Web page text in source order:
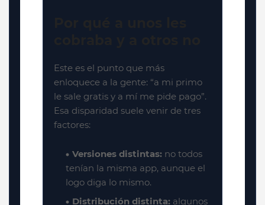
Este es el punto que más
enloquece a la gente: “a mi primo
le sale gratis y a mí me pide pago”.
Esa disparidad suele venir de tres
factores:
Versiones distintas: no todos
tenían la misma app, aunque el
logo diga lo mismo.
Distribución distinta: algunos